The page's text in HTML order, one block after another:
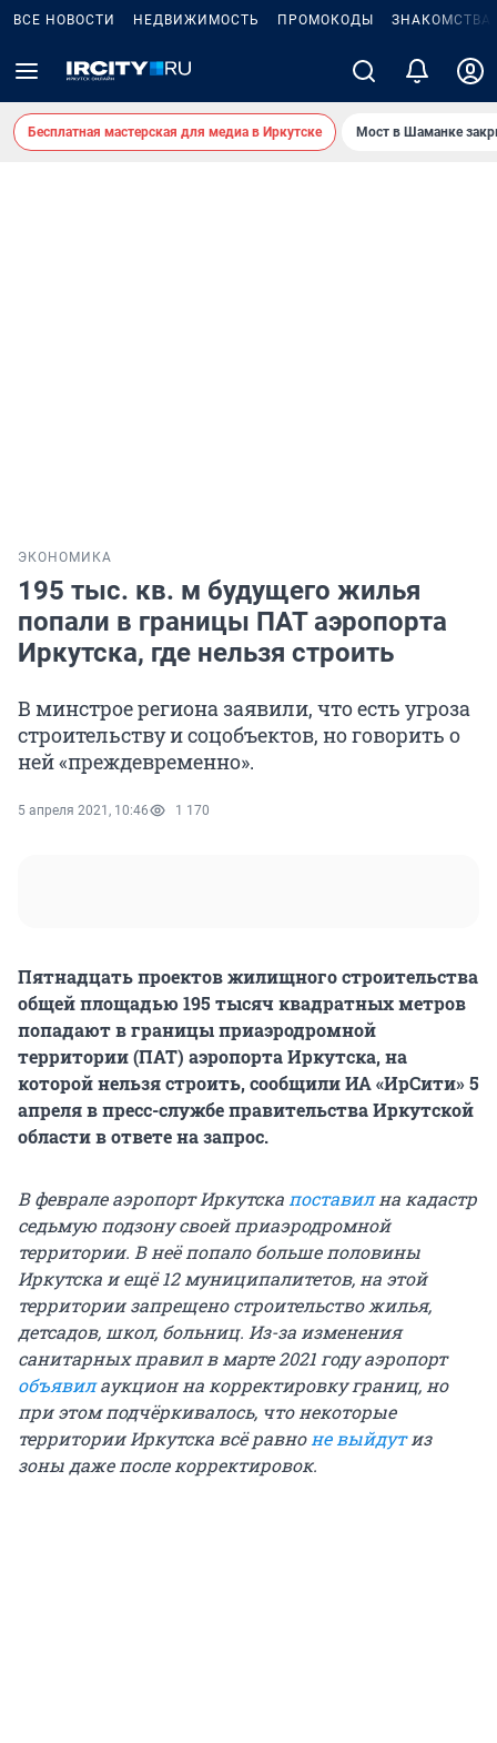
ВСЕ НОВОСТИ НЕДВИЖИМОСТЬ ПРОМОКОДЫ ЗНАКОМСТВА
Бесплатная мастерская для медиа в Иркутске Мост в Шаманке
ЭКОНОМИКА
195 тыс. кв. м будущего жилья
попали в границы ПАТ аэропорта
Иркутска, где нельзя строить
В минстрое региона заявили, что есть угроза
строительству и соцобъектов, но говорить о
ней «преждевременно».
5 апреля 2021, 10:46 1 170
Пятнадцать проектов жилищного строительства
общей площадью 195 тысяч квадратных метров
попадают в границы приаэродромной
территории (ПАТ) аэропорта Иркутска, на
которой нельзя строить, сообщили ИА «ИрСити» 5
апреля в пресс-службе правительства Иркутской
области в ответе на запрос.
В феврале аэропорт Иркутска поставилна кадастр
седьмую подзону своей приаэродромной
территории. В неё попало больше половины
Иркутска и ещё 12 муниципалитетов, на этой
территории запрещено строительство жилья,
детсадов, школ, больниц. Из-за изменения
санитарных правил в марте 2021 году аэропорт
объявилаукцион на корректировку границ, но
при этом подчёркивалось, что некоторые
территории Иркутска всё равно не выйдутиз
зоны даже после корректировок.